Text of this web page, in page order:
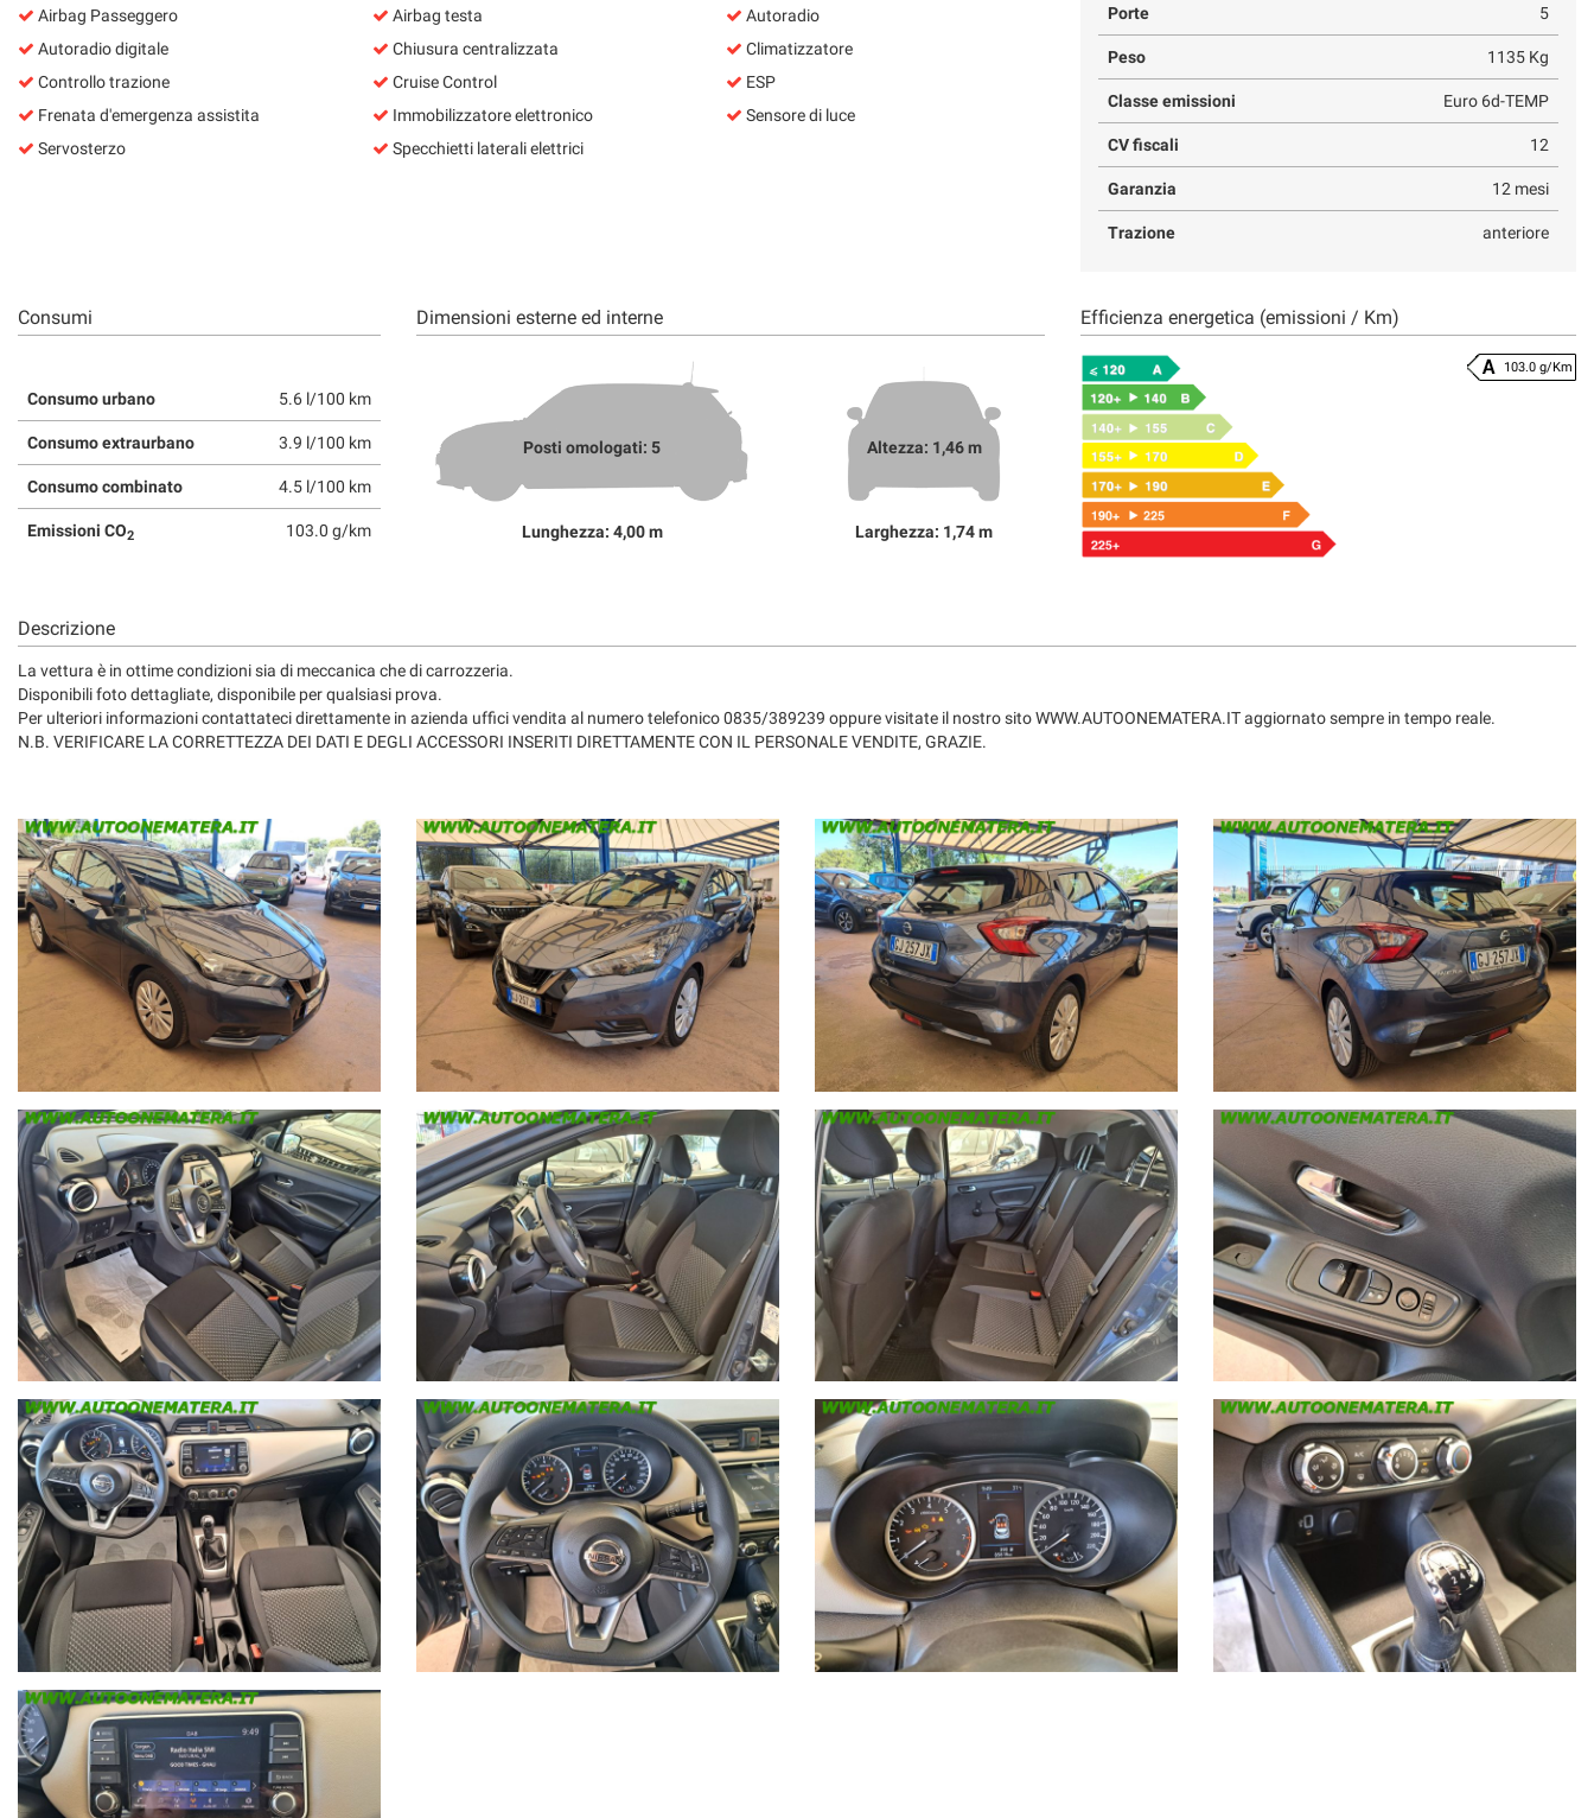
Airbag Passeggero
Autoradio digitale
Controllo trazione
Frenata d'emergenza assistita
Servosterzo
Airbag testa
Chiusura centralizzata
Cruise Control
Immobilizzatore elettronico
Specchietti laterali elettrici
Autoradio
Climatizzatore
ESP
Sensore di luce
Porte 5
Peso 1135 Kg
Classe emissioni Euro 6d-TEMP
CV fiscali 12
Garanzia 12 mesi
Trazione anteriore
Consumi
Consumo urbano 5.6 l/100 km
Consumo extraurbano 3.9 l/100 km
Consumo combinato 4.5 l/100 km
Emissioni CO2 103.0 g/km
Dimensioni esterne ed interne
Posti omologati: 5
Lunghezza: 4,00 m
Altezza: 1,46 m
Larghezza: 1,74 m
Efficienza energetica (emissioni / Km)
103.0 g/Km
Descrizione
La vettura è in ottime condizioni sia di meccanica che di carrozzeria.
Disponibili foto dettagliate, disponibile per qualsiasi prova.
Per ulteriori informazioni contattateci direttamente in azienda uffici vendita al numero telefonico 0835/389239 oppure visitate il nostro sito WWW.AUTOONEMATERA.IT aggiornato sempre in tempo reale.
N.B. VERIFICARE LA CORRETTEZZA DEI DATI E DEGLI ACCESSORI INSERITI DIRETTAMENTE CON IL PERSONALE VENDITE, GRAZIE.
questi
strumenti
tracciamento
si
rimanda
modificare
le
in
qualsiasi
momento.
Cookie delle preferenze
Cookie analitici
Cookie di marketing